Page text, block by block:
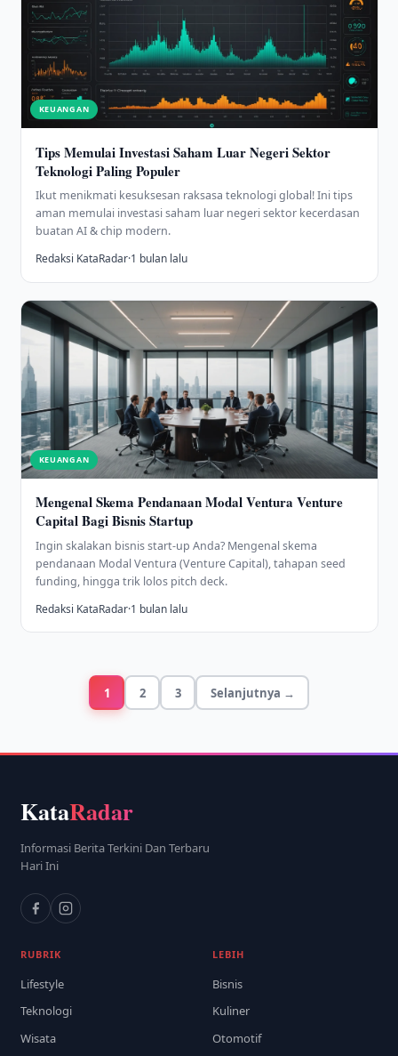
KEUANGAN
Tips Memulai Investasi Saham Luar Negeri Sektor
Teknologi Paling Populer
Ikut menikmati kesuksesan raksasa teknologi global! Ini tips
aman memulai investasi saham luar negeri sektor kecerdasan
buatan AI & chip modern.
Redaksi KataRadar·1 bulan lalu
KEUANGAN
Mengenal Skema Pendanaan Modal Ventura Venture
Capital Bagi Bisnis Startup
Ingin skalakan bisnis start-up Anda? Mengenal skema
pendanaan Modal Ventura (Venture Capital), tahapan seed
funding, hingga trik lolos pitch deck.
Redaksi KataRadar·1 bulan lalu
1 2 3 Selanjutnya →
KataRadar
Informasi Berita Terkini Dan Terbaru
Hari Ini
RUBRIK
Lifestyle
Teknologi
Wisata
LEBIH
Bisnis
Kuliner
Otomotif